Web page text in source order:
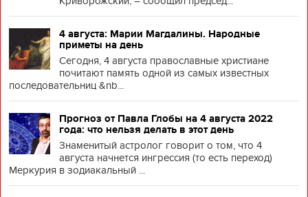
4 августа: Марии Магдалины. Народные
приметы на день
Сегодня, 4 августа православные христиане
почитают память одной из самых известных
последовательниц &nb...
Прогноз от Павла Глобы на 4 августа 2022
года: что нельзя делать в этот день
Знаменитый астролог говорит о том, что 4
августа начнется ингрессия (то есть переход)
Меркурия в зодиакальный ...